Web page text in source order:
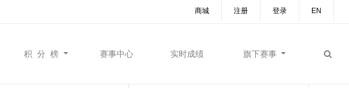
EN
登录
注册
商城
积 分 榜 赛事中心 实时成绩 旗下赛事